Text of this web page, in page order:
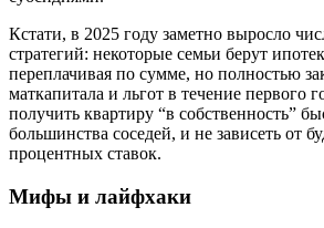
Кстати, в 2025 году заметно выросло
стратегий: некоторые семьи берут
переплачивая по сумме, но полностью
маткапитала и льгот в течение первого
получить квартиру “в собственность”
большинства соседей, и не зависеть от
процентных ставок.
Мифы и лайфхаки